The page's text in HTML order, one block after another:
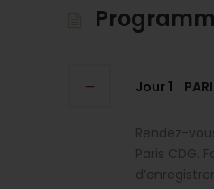
Jour 1
Rendez-
Paris CDG.